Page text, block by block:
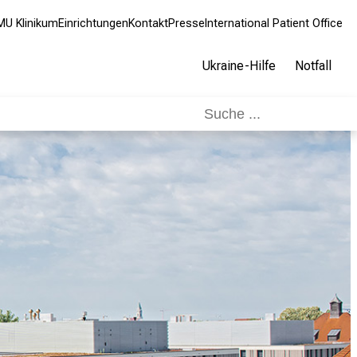
KlinikumEinrichtungenKontaktPresse International Patient Office
Ukraine-Hilfe Notfall